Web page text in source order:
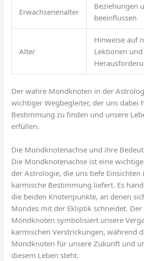
Erwachsenenalter
Beziehungen
beeinflussen
Alter
Hinweise auf
Lektionen und
Der wahre Mondknoten in der
wichtiger Wegbegleiter, der uns dabei
Bestimmung zu finden und unsere
erfüllen.
Die Mondknotenachse und ihre
Die Mondknotenachse ist eine
der Astrologie, die uns tiefe Einsichten
karmische Bestimmung liefert. Es
die beiden Knotenpunkte, an denen
Mondes mit der Ekliptik schneidet.
Mondknoten symbolisiert unsere
karmischen Verstrickungen, während
Mondknoten für unsere Zukunft und
diesem Leben steht.